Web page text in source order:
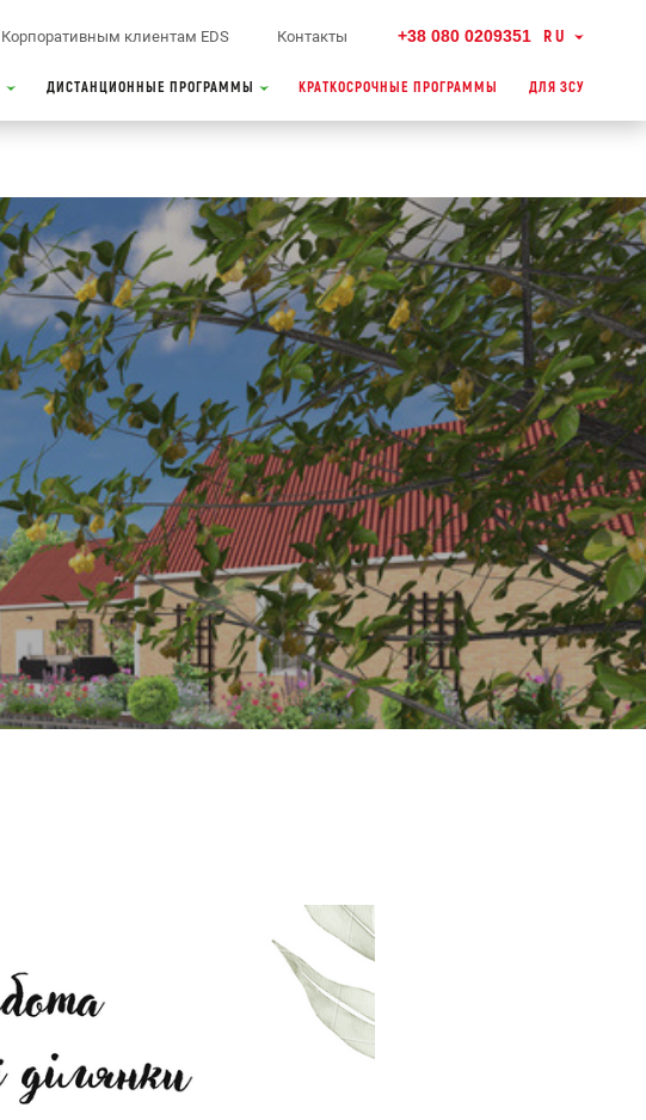
Корпоративным клиентам EDS Контакты +38 080 0209351 RU
ДИСТАНЦИОННЫЕ ПРОГРАММЫ КРАТКОСРОЧНЫЕ ПРОГРАММЫ ДЛЯ ЗСУ